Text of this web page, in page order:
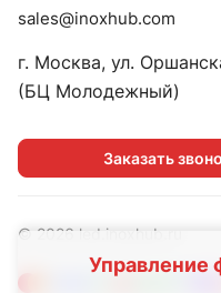
Управление
sales@inoxhub.com
г. Москва, ул.
(БЦ Молодежный)
Заказать
© 2026 led.inoxhub.ru